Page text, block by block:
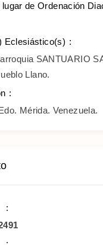
lugar de Ordenación
Eclesiástico(s)
SANTUARIO
Llano.
Mérida. Venezuela.